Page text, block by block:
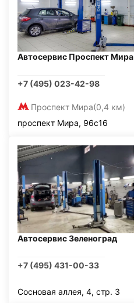
Автосервис Проспект Мира
+7 (495) 023-42-98
Проспект Мира(0,4 км)
проспект Мира, 96с16
Автосервис Зеленоград
+7 (495) 431-00-33
Сосновая аллея, 4, стр. 3